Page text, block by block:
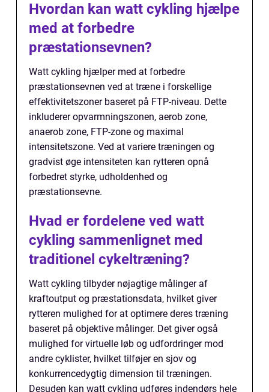
Hvordan kan watt cykling hjælpe
med at forbedre
præstationsevnen?
Watt cykling hjælper med at forbedre
præstationsevnen ved at træne i forskellige
effektivitetszoner baseret på FTP-niveau. Dette
inkluderer opvarmningszonen, aerob zone,
anaerob zone, FTP-zone og maximal
intensitetszone. Ved at variere træningen og
gradvist øge intensiteten kan rytteren opnå
forbedret styrke, udholdenhed og
præstationsevne.
Hvad er fordelene ved watt
cykling sammenlignet med
traditionel cykeltræning?
Watt cykling tilbyder nøjagtige målinger af
kraftoutput og præstationsdata, hvilket giver
rytteren mulighed for at optimere deres træning
baseret på objektive målinger. Det giver også
mulighed for virtuelle løb og udfordringer mod
andre cyklister, hvilket tilføjer en sjov og
konkurrencedygtig dimension til træningen.
Desuden kan watt cykling udføres indendørs hele